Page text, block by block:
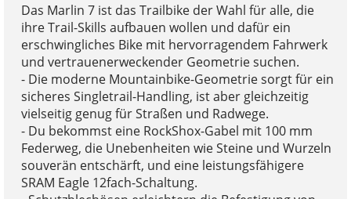
Das Marlin 7 ist das Trailbike der Wahl für alle, die
ihre Trail-Skills aufbauen wollen und dafür ein
erschwingliches Bike mit hervorragendem Fahrwerk
und vertrauenerweckender Geometrie suchen.
- Die moderne Mountainbike-Geometrie sorgt für ein
sicheres Singletrail-Handling, ist aber gleichzeitig
vielseitig genug für Straßen und Radwege.
- Du bekommst eine RockShox-Gabel mit 100 mm
Federweg, die Unebenheiten wie Steine und Wurzeln
souverän entschärft, und eine leistungsfähigere
SRAM Eagle 12fach-Schaltung.